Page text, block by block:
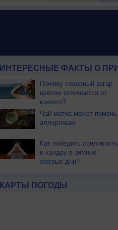
ИНТЕРЕСНЫЕ ФАКТЫ О
Почему северный загар
цветом отличается от
южного?
Чай матча может помочь
аллергикам
Как победить сонливость
и хандру в зимние
хмурые дни?
КАРТЫ ПОГОДЫ